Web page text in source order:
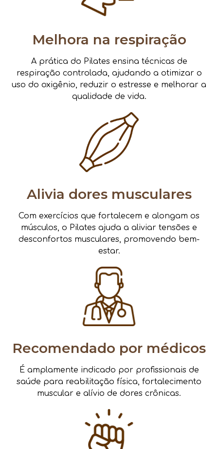
Melhora na respiração
A prática do Pilates ensina técnicas de
respiração controlada, ajudando a otimizar o
uso do oxigênio, reduzir o estresse e melhorar a
qualidade de vida.
Alivia dores musculares
Com exercícios que fortalecem e alongam os
músculos, o Pilates ajuda a aliviar tensões e
desconfortos musculares, promovendo bem-
estar.
Recomendado por médicos
É amplamente indicado por profissionais de
saúde para reabilitação física, fortalecimento
muscular e alívio de dores crônicas.